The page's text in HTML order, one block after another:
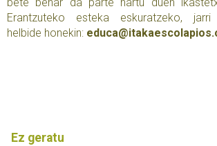
Erantzuteko esteka eskuratzeko, jarri
helbide honekin:
Ez geratu